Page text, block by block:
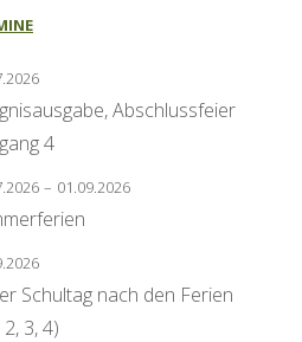
Abschlussfeier
4
– 01.09.2026
Schultag nach den Ferien
2, 3, 4)